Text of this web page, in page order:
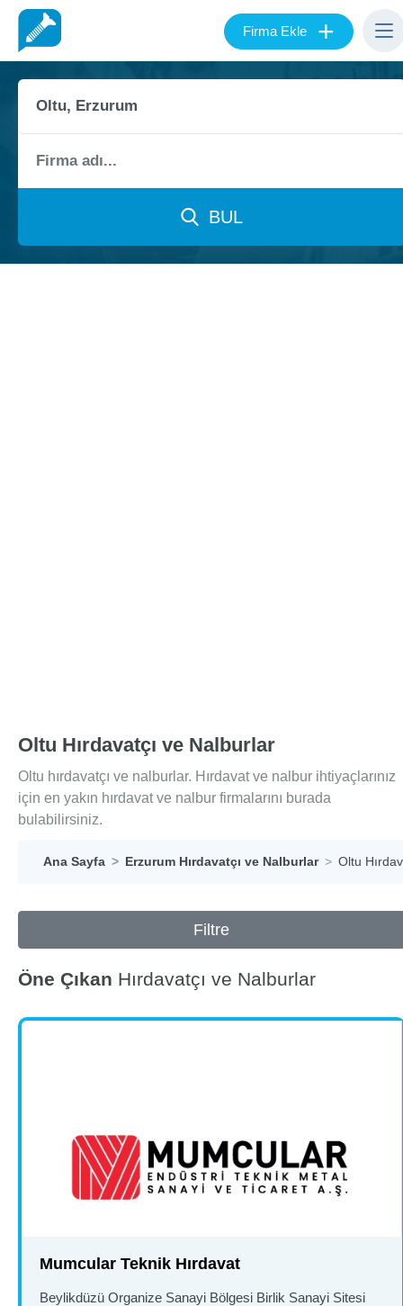
Firma Ekle +
BUL
Oltu Hırdavatçı ve Nalburlar
Oltu hırdavatçı ve nalburlar. Hırdavat ve nalbur ihtiyaçlarınız
için en yakın hırdavat ve nalbur firmalarını burada
bulabilirsiniz.
Ana Sayfa Erzurum Hırdavatçı ve Nalburlar Oltu
Filtre
Öne Çıkan Hırdavatçı ve Nalburlar
Mumcular Teknik Hırdavat
Beylikdüzü Organize Sanayi Bölgesi Birlik Sanayi Sitesi